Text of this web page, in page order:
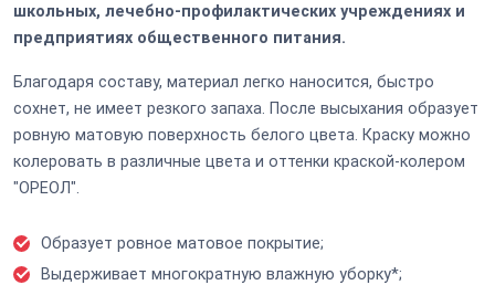
школьных, лечебно-профилактических учреждениях и
предприятиях общественного питания.
Благодаря составу, материал легко наносится, быстро
сохнет, не имеет резкого запаха. После высыхания образует
ровную матовую поверхность белого цвета. Краску можно
колеровать в различные цвета и оттенки краской-колером
"ОРЕОЛ".
Образует ровное матовое покрытие;
Выдерживает многократную влажную уборку*;